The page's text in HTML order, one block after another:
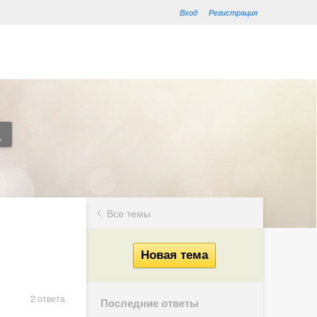
Вход Регистрация
Все темы
Последние ответы
2 ответа